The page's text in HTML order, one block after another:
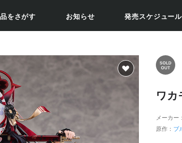
をさがす お知らせ 発売スケジュール
ワカ
メーカー
原作： ブ